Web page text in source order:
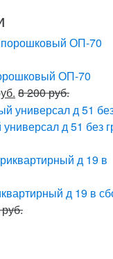
ОП-70
8 200 руб.
д 51 без
д 19 в